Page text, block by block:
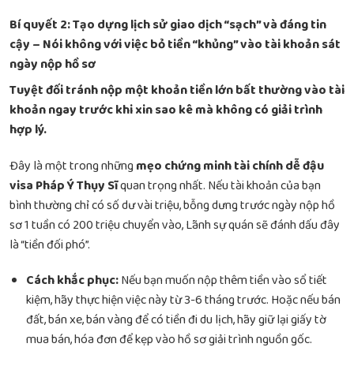
Bí quyết 2: Tạo dựng lịch sử giao dịch “sạch” và đáng tin
cậy – Nói không với việc bỏ tiền “khủng” vào tài khoản sát
ngày nộp hồ sơ
Tuyệt đối tránh nộp một khoản tiền lớn bất thường vào tài
khoản ngay trước khi xin sao kê mà không có giải trình
hợp lý.
Đây là một trong nhữngmẹo chứng minh tài chính dễ đậu
visa Pháp Ý Thụy Sĩquan trọng nhất. Nếu tài khoản của bạn
bình thường chỉ có số dư vài triệu, bỗng dưng trước ngày nộp hồ
sơ 1 tuần có 200 triệu chuyển vào, Lãnh sự quán sẽ đánh dấu đây
là “tiền đối phó”.
Cách khắc phục:Nếu bạn muốn nộp thêm tiền vào sổ tiết
kiệm, hãy thực hiện việc này từ 3-6 tháng trước. Hoặc nếu bán
đất, bán xe, bán vàng để có tiền đi du lịch, hãy giữ lại giấy tờ
mua bán, hóa đơn để kẹp vào hồ sơ giải trình nguồn gốc.